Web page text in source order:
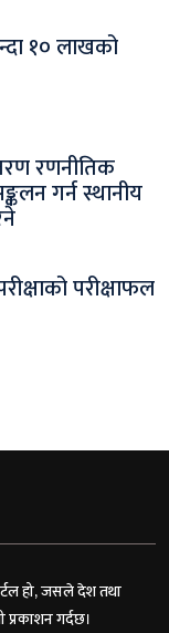
१० लाखको
रणनीतिक
गर्न स्थानीय
परीक्षाफल
हो, जसले देश तथा
गर्दछ।